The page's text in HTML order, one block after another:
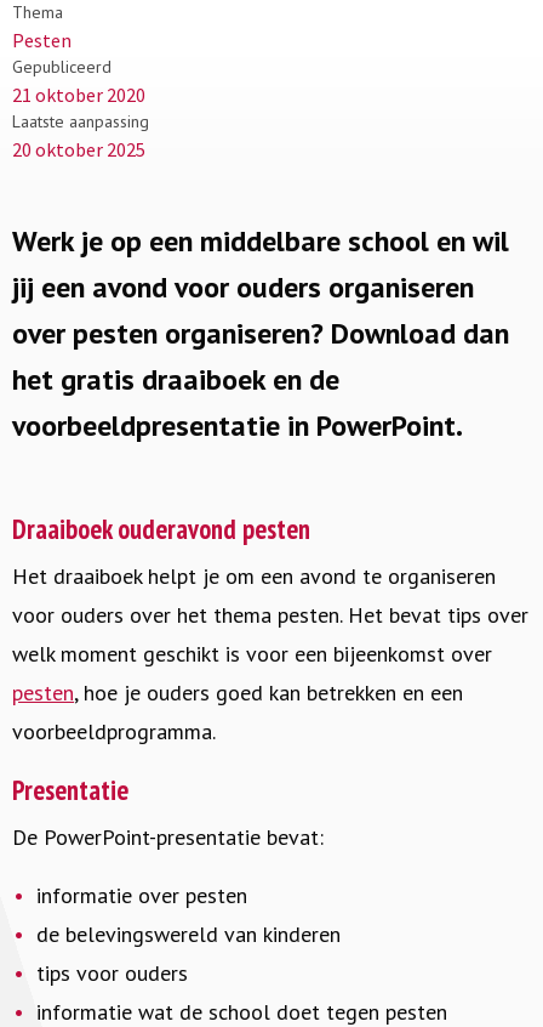
Thema
Pesten
Gepubliceerd
21 oktober 2020
Laatste aanpassing
20 oktober 2025
Werk je op een middelbare school en wil
jij een avond voor ouders organiseren
over pesten organiseren? Download dan
het gratis draaiboek en de
voorbeeldpresentatie in PowerPoint.
Draaiboek ouderavond pesten
Het draaiboek helpt je om een avond te organiseren
voor ouders over het thema pesten. Het bevat tips over
welk moment geschikt is voor een bijeenkomst over
pesten, hoe je ouders goed kan betrekken en een
voorbeeldprogramma.
Presentatie
De PowerPoint-presentatie bevat:
informatie over pesten
de belevingswereld van kinderen
tips voor ouders
informatie wat de school doet tegen pesten